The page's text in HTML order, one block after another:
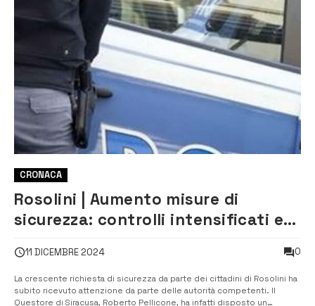
CRONACA
Rosolini | Aumento misure di
sicurezza: controlli intensificati e
11 DICEMBRE 2024 0
La crescente richiesta di sicurezza da parte dei cittadini di Rosolini ha
subito ricevuto attenzione da parte delle autorità competenti. Il
Questore di Siracusa, Roberto Pellicone, ha infatti disposto un